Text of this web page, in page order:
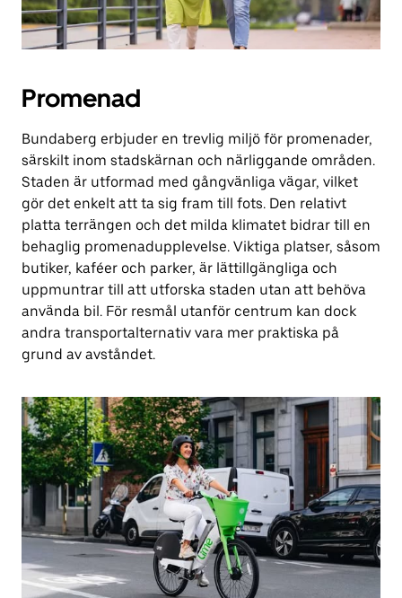
Promenad
Bundaberg erbjuder en trevlig miljö för promenader,
särskilt inom stadskärnan och närliggande områden.
Staden är utformad med gångvänliga vägar, vilket
gör det enkelt att ta sig fram till fots. Den relativt
platta terrängen och det milda klimatet bidrar till en
behaglig promenadupplevelse. Viktiga platser, såsom
butiker, kaféer och parker, är lättillgängliga och
uppmuntrar till att utforska staden utan att behöva
använda bil. För resmål utanför centrum kan dock
andra transportalternativ vara mer praktiska på
grund av avståndet.